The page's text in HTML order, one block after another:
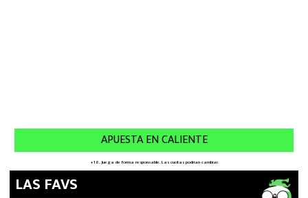
LAS FAVS